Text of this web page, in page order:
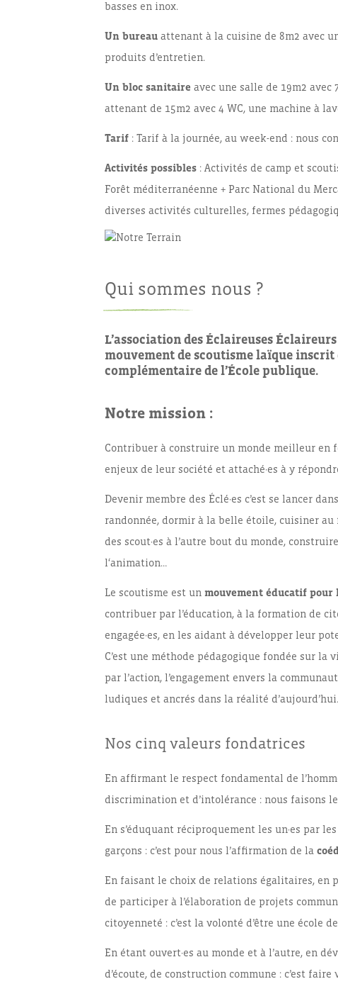
basses en inox.
Un bureauattenant à la cuisine de 8m2 avec
produits d’entretien.
Un bloc sanitaire avec une salle de 19m2 avec
attenant de 15m2 avec 4 WC, une machine à
Tarif : Tarif à la journée, au week-end : nous
Activités possibles: Activités de camp et
Forêt méditerranéenne + Parc National du
diverses activités culturelles, fermes
Qui sommes nous ?
L’association des Éclaireuses Éclaireurs
mouvement de scoutisme laïque inscrit
complémentaire de l’École publique.
Notre mission :
Contribuer à construire un monde meilleur en
enjeux de leur société et attaché·es à y
Devenir membre des Éclé·es c’est se lancer
randonnée, dormir à la belle étoile, cuisiner
des scout·es à l’autre bout du monde,
l‘animation…
Le scoutisme est un mouvement éducatif pour
contribuer par l’éducation, à la formation de
engagée·es, en les aidant à développer leur
C’est une méthode pédagogique fondée sur la
par l’action, l’engagement envers la
ludiques et ancrés dans la réalité d’aujourd’hui.
Nos cinq valeurs fondatrices
En affirmant le respect fondamental de
discrimination et d’intolérance : nous faisons
En s’éduquant réciproquement les un·es par
garçons : c’est pour nous l’affirmation de la
En faisant le choix de relations égalitaires, en
de participer à l’élaboration de projets
citoyenneté : c’est la volonté d’être une école
En étant ouvert·es au monde et à l’autre, en
d’écoute, de construction commune : c’est